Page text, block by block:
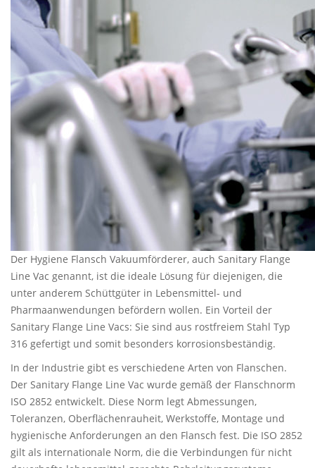
Der Hygiene Flansch Vakuumförderer, auch Sanitary Flange
Line Vac genannt, ist die ideale Lösung für diejenigen, die
unter anderem Schüttgüter in Lebensmittel- und
Pharmaanwendungen befördern wollen. Ein Vorteil der
Sanitary Flange Line Vacs: Sie sind aus rostfreiem Stahl Typ
316 gefertigt und somit besonders korrosionsbeständig.
In der Industrie gibt es verschiedene Arten von Flanschen.
Der Sanitary Flange Line Vac wurde gemäß der Flanschnorm
ISO 2852 entwickelt. Diese Norm legt Abmessungen,
Toleranzen, Oberflächenrauheit, Werkstoffe, Montage und
hygienische Anforderungen an den Flansch fest. Die ISO 2852
gilt als internationale Norm, die die Verbindungen für nicht